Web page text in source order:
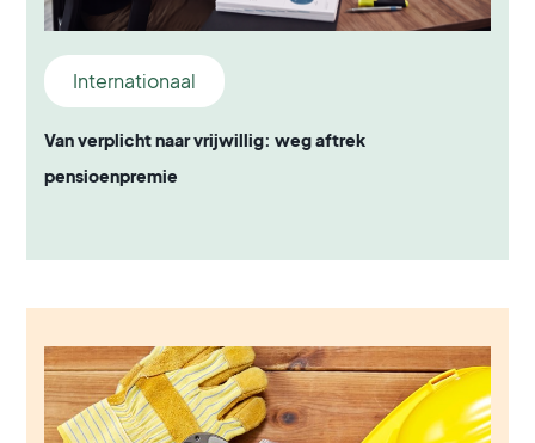
Internationaal
Van verplicht naar vrijwillig: weg aftrek
pensioenpremie